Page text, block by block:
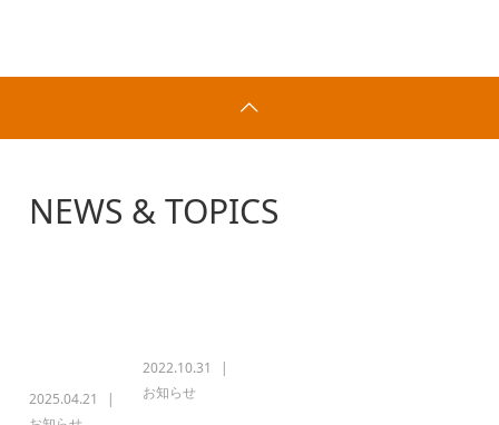
NEWS & TOPICS
2025.04.21
2022.10.31
お知らせ